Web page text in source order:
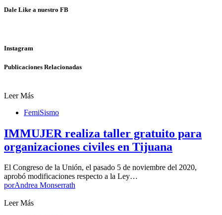
Dale Like a nuestro FB
Instagram
Publicaciones Relacionadas
Leer Más
FemiSismo
IMMUJER realiza taller gratuito para
organizaciones civiles en Tijuana
El Congreso de la Unión, el pasado 5 de noviembre del 2020,
aprobó modificaciones respecto a la Ley…
porAndrea Monserrath
Leer Más